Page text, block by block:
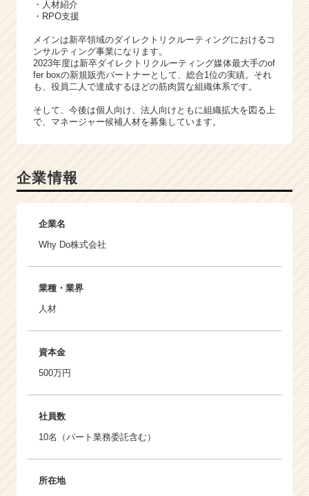
・人材紹介
・RPO支援
メインは新卒領域のダイレクトリクルーティングにおけるコ
ンサルティング事業になります。
2023年度は新卒ダイレクトリクルーティング媒体最大手のof
fer boxの新規販売パートナーとして、総合1位の実績。それ
も、役員二人で達成するほどの筋肉質な組織体系です。
そして、今後は個人向け、法人向けともに組織拡大を図る上
で、マネージャー候補人材を募集しています。
企業情報
企業名
Why Do株式会社
業種・業界
人材
資本金
500万円
社員数
10名（パート業務委託含む）
所在地